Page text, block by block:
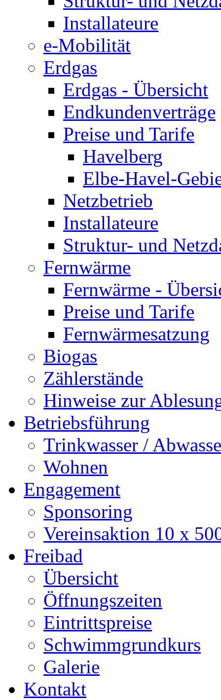
Installateure
e-Mobilität
Erdgas
Erdgas - Übersicht
Endkundenverträge
Preise und Tarife
Havelberg
Elbe-Havel-
Netzbetrieb
Installateure
Struktur- und
Fernwärme
Fernwärme -
Preise und Tarife
Fernwärmesatzung
Biogas
Zählerstände
Hinweise zur
Betriebsführung
Trinkwasser /
Wohnen
Engagement
Sponsoring
Vereinsaktion 10 x
Freibad
Übersicht
Öffnungszeiten
Eintrittspreise
Schwimmgrundkurs
Galerie
Kontakt